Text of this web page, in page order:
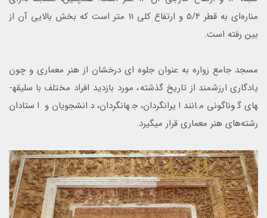
مناره‌ای به قطر 5/4 و ارتفاع كلی 11 متر است كه بخش بالایی آن از
بين رفته است.
مسجد جامع زواره به عنوان جلوه اي درخشان از هنر معماري و چون
يادگاري ارزشمند از تاریخ گذشته، مورد بازدید افراد مختلف با سلیقه­
های گوناگونی مانند ايرانگردان، جهانگردان، دانشجويان و استادان
رشته‌هاي هنر معماري قرار می­گیرد.